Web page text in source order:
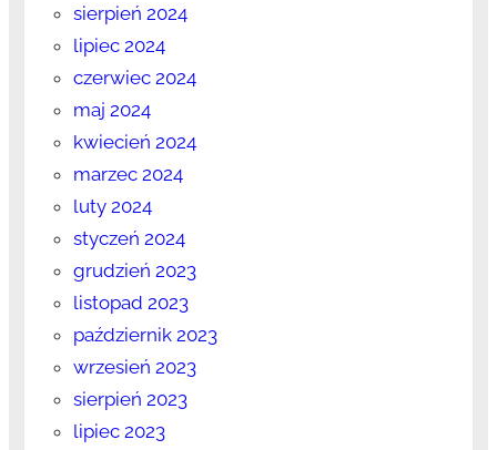
sierpień 2024
lipiec 2024
czerwiec 2024
maj 2024
kwiecień 2024
marzec 2024
luty 2024
styczeń 2024
grudzień 2023
listopad 2023
październik 2023
wrzesień 2023
sierpień 2023
lipiec 2023